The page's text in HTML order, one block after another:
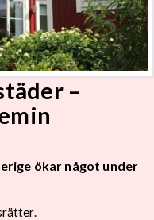
–
ökar något under